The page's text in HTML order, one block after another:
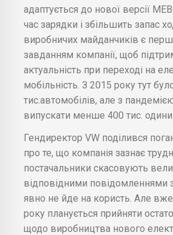
адаптується до нової версії
час зарядки і збільшить запас
виробничих майданчиків є
завданням компанії, щоб
актуальність при переході на
мобільність. З 2015 року тут
тис.автомобілів, але з
випускати менше 400 тис.
Гендиректор VW поділився
про те, що компанія зазнає
постачальники скасовують
відповідними повідомленнями
явно не йде на користь. Але
року планується прийняти
щодо виробництва нового